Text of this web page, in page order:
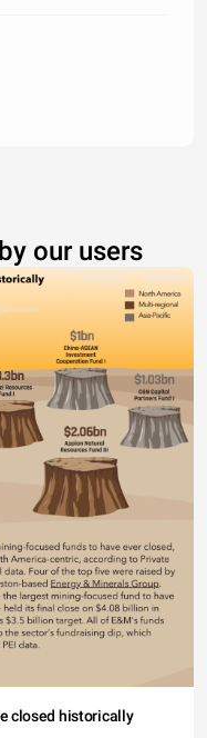
our users
closed historically